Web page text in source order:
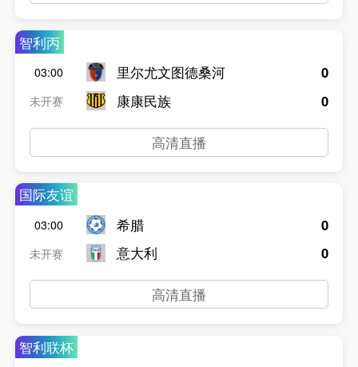
智利丙
03:00
未开赛
里尔尤文图德桑河
康康民族
0
0
高清直播
国际友谊
03:00
未开赛
希腊
意大利
0
0
高清直播
智利联杯